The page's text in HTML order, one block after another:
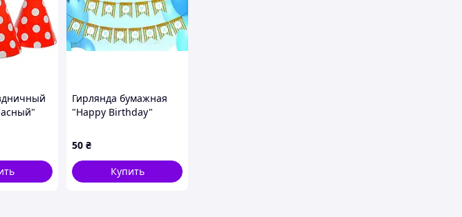
Гирлянда бумажная
"Happy Birthday"
50 ₴
Купить